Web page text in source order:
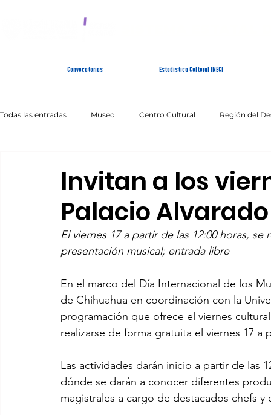
Convocatorias Estadística Cultural INEGI
Todas las entradas Museo Centro Cultural Región del
Invitan a los
Palacio Alvarado
El viernes 17 a partir de las 12:00 horas,
presentación musical; entrada libre
En el marco del Día Internacional de los
de Chihuahua en coordinación con la
programación que ofrece el viernes
realizarse de forma gratuita el viernes 17 a
Las actividades darán inicio a partir de las
dónde se darán a conocer diferentes
magistrales a cargo de destacados chefs